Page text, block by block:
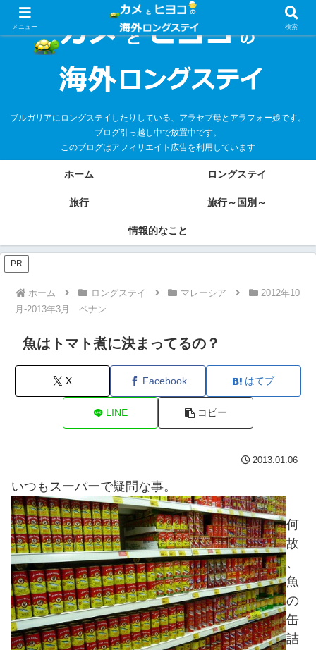
ブルガリアにロングステイしたりしている、アラセブ母とアラフォー娘です。
ブログ引っ越し中で放置中です。
このブログはアフィリエイト広告を利用しています
ホーム ロングステイ
旅行 旅行～国別～
情報的なこと
PR
ホーム ロングステイ マレーシア
2012年10
月-2013年3月 ペナン
魚はトマト煮に決まってるの？
X Facebook はてブ
LINE コピー
2013.01.06
いつもスーパーで疑問な事。
何
故
、
魚
の
缶
詰
メニュー 検索